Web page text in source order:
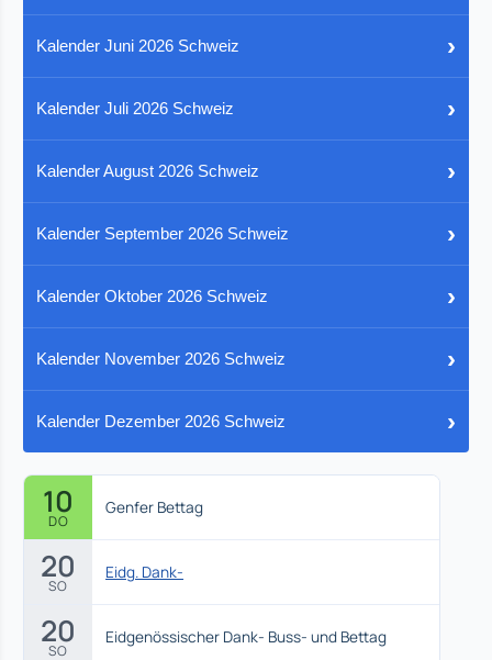
Kalender Juni 2026 Schweiz ›
Kalender Juli 2026 Schweiz ›
Kalender August 2026 Schweiz ›
Kalender September 2026 Schweiz ›
Kalender Oktober 2026 Schweiz ›
Kalender November 2026 Schweiz ›
Kalender Dezember 2026 Schweiz ›
10
DO
Genfer Bettag
20
SO
Eidg. Dank-
20
SO
Eidgenössischer Dank- Buss- und Bettag